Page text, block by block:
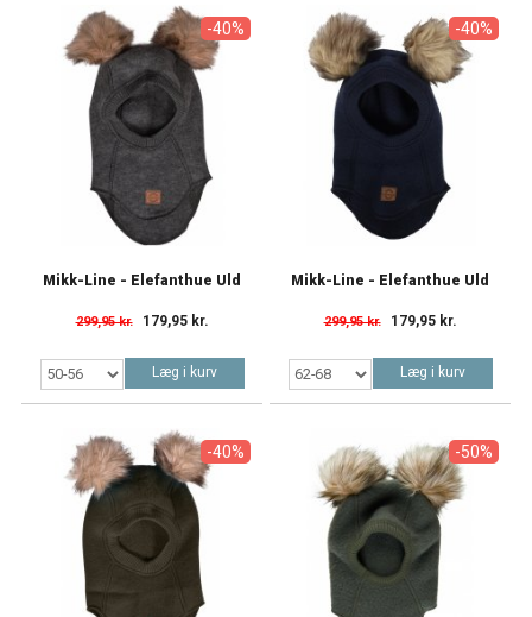
-40%
Mikk-Line - Elefanthue Uld
299,95 kr. 179,95 kr.
Læg i kurv
-40%
Mikk-Line - Elefanthue Uld
299,95 kr. 179,95 kr.
Læg i kurv
-40% -50%